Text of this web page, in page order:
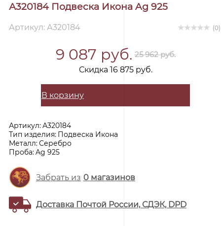
А320184 Подвеска Икона Ag 925
Артикул: А320184 (0)
9 087 руб. 25 962 руб.
Скидка 16 875 руб.
В корзину
Артикул:А320184
Тип изделия: Подвеска Икона
Металл:Серебро
Проба:Ag 925
Забрать из 0магазинов
Доставка Почтой России, СДЭК, DPD